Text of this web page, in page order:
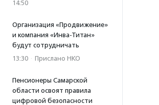
14:50
Организация «Продвижение»
и компания «Инва-Титан»
будут сотрудничать
13:30 · Прислано НКО
Пенсионеры Самарской
области освоят правила
цифровой безопасности